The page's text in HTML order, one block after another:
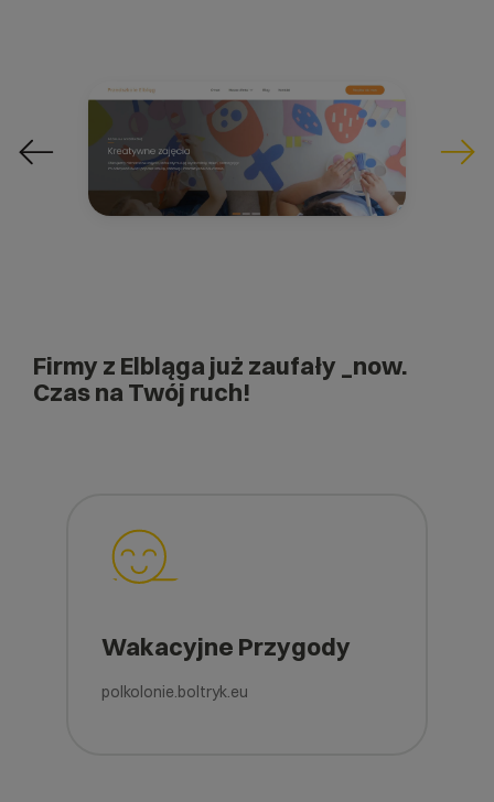
Firmy z Elbląga już zaufały _now.
Czas na Twój ruch!
Wakacyjne Przygody
polkolonie.boltryk.eu